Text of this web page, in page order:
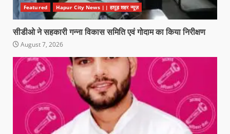
Featured Hapur City News || हापुड़ शहर न्यूज़
सीडीओ ने सहकारी गन्ना विकास समिति एवं गोदाम का किया निरीक्षण
August 7, 2026